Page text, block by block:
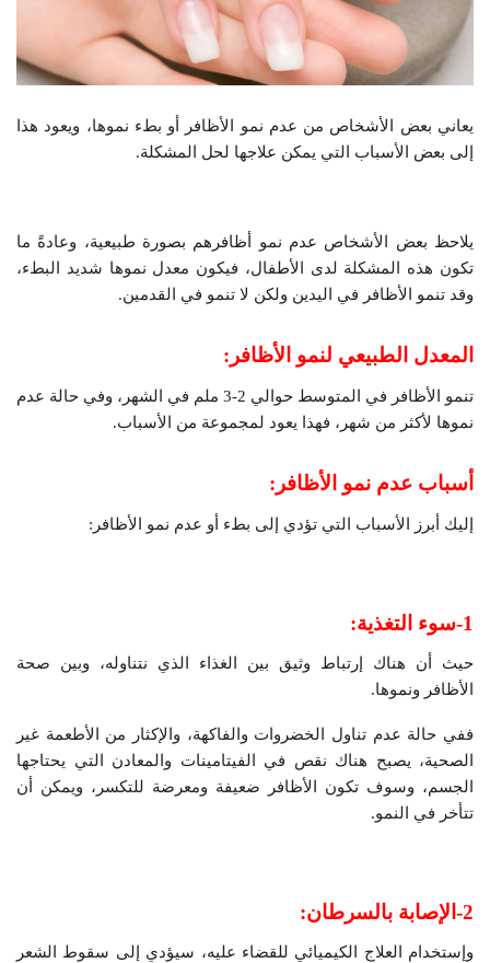
يعاني بعض الأشخاص من عدم نمو الأظافر أو بطء نموها، ويعود هذا
إلى بعض الأسباب التي يمكن علاجها لحل المشكلة.
يلاحظ بعض الأشخاص عدم نمو أظافرهم بصورة طبيعية، وعادةً ما
تكون هذه المشكلة لدى الأطفال، فيكون معدل نموها شديد البطء،
وقد تنمو الأظافر في اليدين ولكن لا تنمو في القدمين.
المعدل الطبيعي لنمو الأظافر:
تنمو الأظافر في المتوسط ​​حوالي 2-3 ملم في الشهر، وفي حالة عدم
نموها لأكثر من شهر، فهذا يعود لمجموعة من الأسباب.
أسباب عدم نمو الأظافر:
إليك أبرز الأسباب التي تؤدي إلى بطء أو عدم نمو الأظافر:
1-سوء التغذية:
حيث أن هناك إرتباط وثيق بين الغذاء الذي نتناوله، وبين صحة
الأظافر ونموها.
ففي حالة عدم تناول الخضروات والفاكهة، والإكثار من الأطعمة غير
الصحية، يصبح هناك نقص في الفيتامينات والمعادن التي يحتاجها
الجسم، وسوف تكون الأظافر ضعيفة ومعرضة للتكسر، ويمكن أن
تتأخر في النمو.
2-الإصابة بالسرطان:
وإستخدام العلاج الكيميائي للقضاء عليه، سيؤدي إلى سقوط الشعر